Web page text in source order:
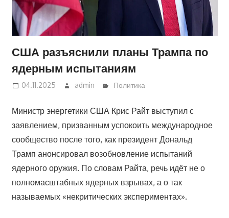
США разъяснили планы Трампа по
ядерным испытаниям
04.11.2025 admin Политика
Министр энергетики США Крис Райт выступил с
заявлением, призванным успокоить международное
сообщество после того, как президент Дональд
Трамп анонсировал возобновление испытаний
ядерного оружия. По словам Райта, речь идёт не о
полномасштабных ядерных взрывах, а о так
называемых «некритических экспериментах».